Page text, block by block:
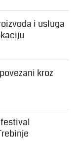
i usluga
kroz